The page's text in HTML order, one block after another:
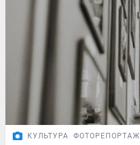
КУЛЬТУРА ФОТОРЕПОРТАЖ